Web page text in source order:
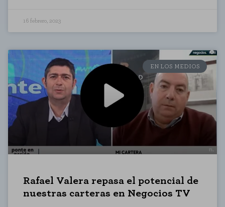
16 febrero, 2023
EN LOS MEDIOS
Rafael Valera repasa el potencial de
nuestras carteras en Negocios TV